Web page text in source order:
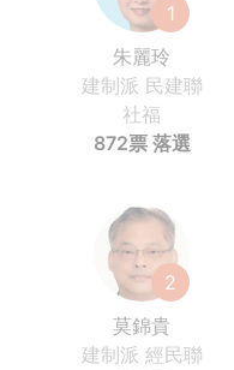
1
朱麗玲
建制派 民建聯
社福
872票 落選
2
莫錦貴
建制派 經民聯